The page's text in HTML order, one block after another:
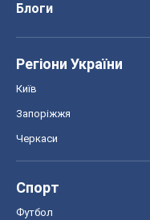
Блоги
Регіони України
Київ
Запоріжжя
Черкаси
Спорт
Футбол